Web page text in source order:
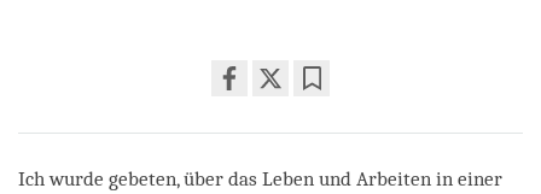
on
facebook
Ich wurde gebeten, über das Leben und Arbeiten in einer